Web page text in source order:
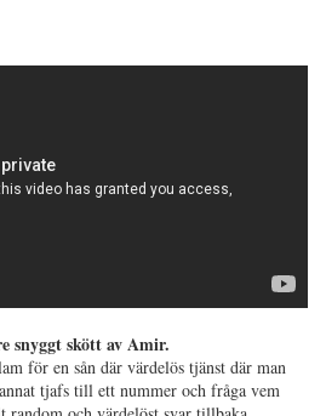
snyggt skött av Amir.
för en sån där värdelös tjänst där man
tjafs till ett nummer och fråga vem